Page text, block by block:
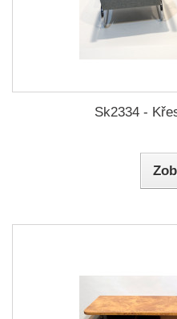
Sk2334 -